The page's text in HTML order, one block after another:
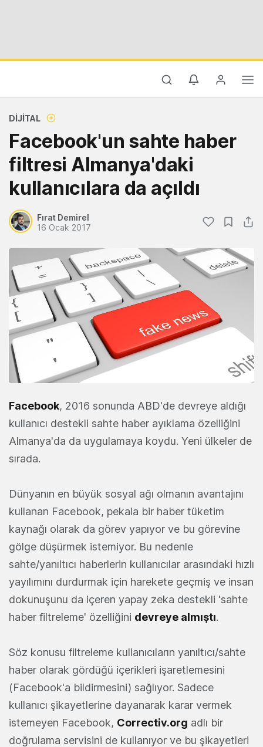
DIJITAL
Facebook'un sahte haber
filtresi Almanya'daki
kullanıcılara da açıldı
Fırat Demirel
16 Ocak 2017
Facebook, 2016 sonunda ABD'de devreye aldığı
kullanıcı destekli sahte haber ayıklama özelliğini
Almanya'da da uygulamaya koydu. Yeni ülkeler de
sırada.
Dünyanın en büyük sosyal ağı olmanın avantajını
kullanan Facebook, pekala bir haber tüketim
kaynağı olarak da görev yapıyor ve bu görevine
gölge düşürmek istemiyor. Bu nedenle
sahte/yanıltıcı haberlerin kullanıcılar arasındaki hızlı
yayılımını durdurmak için harekete geçmiş ve insan
dokunuşunu da içeren yapay zeka destekli 'sahte
haber filtreleme' özelliğini devreye almıştı.
Söz konusu filtreleme kullanıcıların yanıltıcı/sahte
haber olarak gördüğü içerikleri işaretlemesini
(Facebook'a bildirmesini) sağlıyor. Sadece
kullanıcı şikayetlerine dayanarak karar vermek
istemeyen Facebook, Correctiv.org adlı bir
doğrulama servisini de kullanıyor ve bu şikayetleri